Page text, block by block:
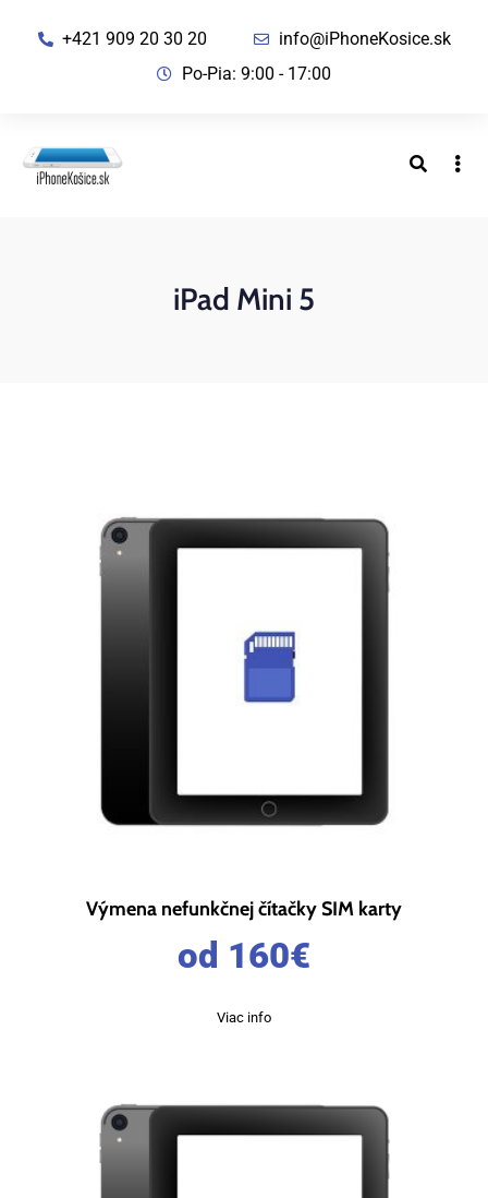
+421 909 20 30 20
info@iPhoneKosice.sk
Po-Pia: 9:00 - 17:00
iPad Mini 5
Výmena nefunkčnej čítačky SIM karty
od 160€
Viac info